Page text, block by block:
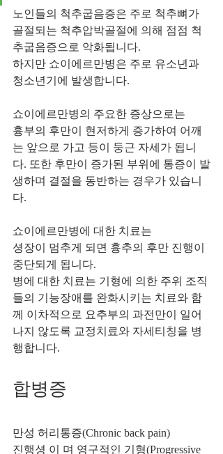
노인들의 척추굽음증은 주로 척추뼈가
골절되는 척추압박골절에 의해 점점 척
추굽음증으로 악화됩니다.
하지만 쇼이에르만병은 주로 유소년과
청소년기에 발생합니다.
쇼이에르만병의 주요한 증상으로는
흉부의 후만이 현저하게 증가하여 어깨
는 앞으로 가고 등이 둥근 자세가 됩니
다. 또한 후만이 증가된 부위에 통증이 발
생하며 결절을 동반하는 경우가 있습니
다.
쇼이에르만병에 대한 치료는
셩장이 멈추게 되면 흉추의 후만 진행이
중단되게 됩니다.
병에 대한 치료는 기형에 의한 주위 조직
들의 기능장애를 완화시키는 치료와 함
께 이차적으로 요추부의 과전만이 일어
나지 않도록 교정치료와 자세티칭을 병
행합니다.
합병증
만성 허리통증(Chronic back pain)
진행셩 이 며 영구적인 기형(Progressive